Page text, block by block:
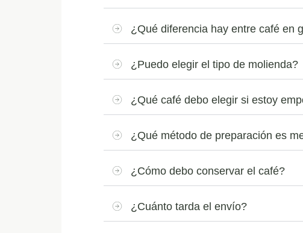
¿Qué diferencia hay entre café en
¿Puedo elegir el tipo de molienda?
¿Qué café debo elegir si estoy
¿Qué método de preparación es
¿Cómo debo conservar el café?
¿Cuánto tarda el envío?